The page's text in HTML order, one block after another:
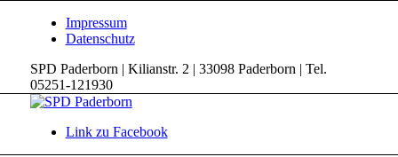
Impressum
Datenschutz
SPD Paderborn | Kilianstr. 2 | 33098 Paderborn | Tel.
05251-121930
Link zu Facebook